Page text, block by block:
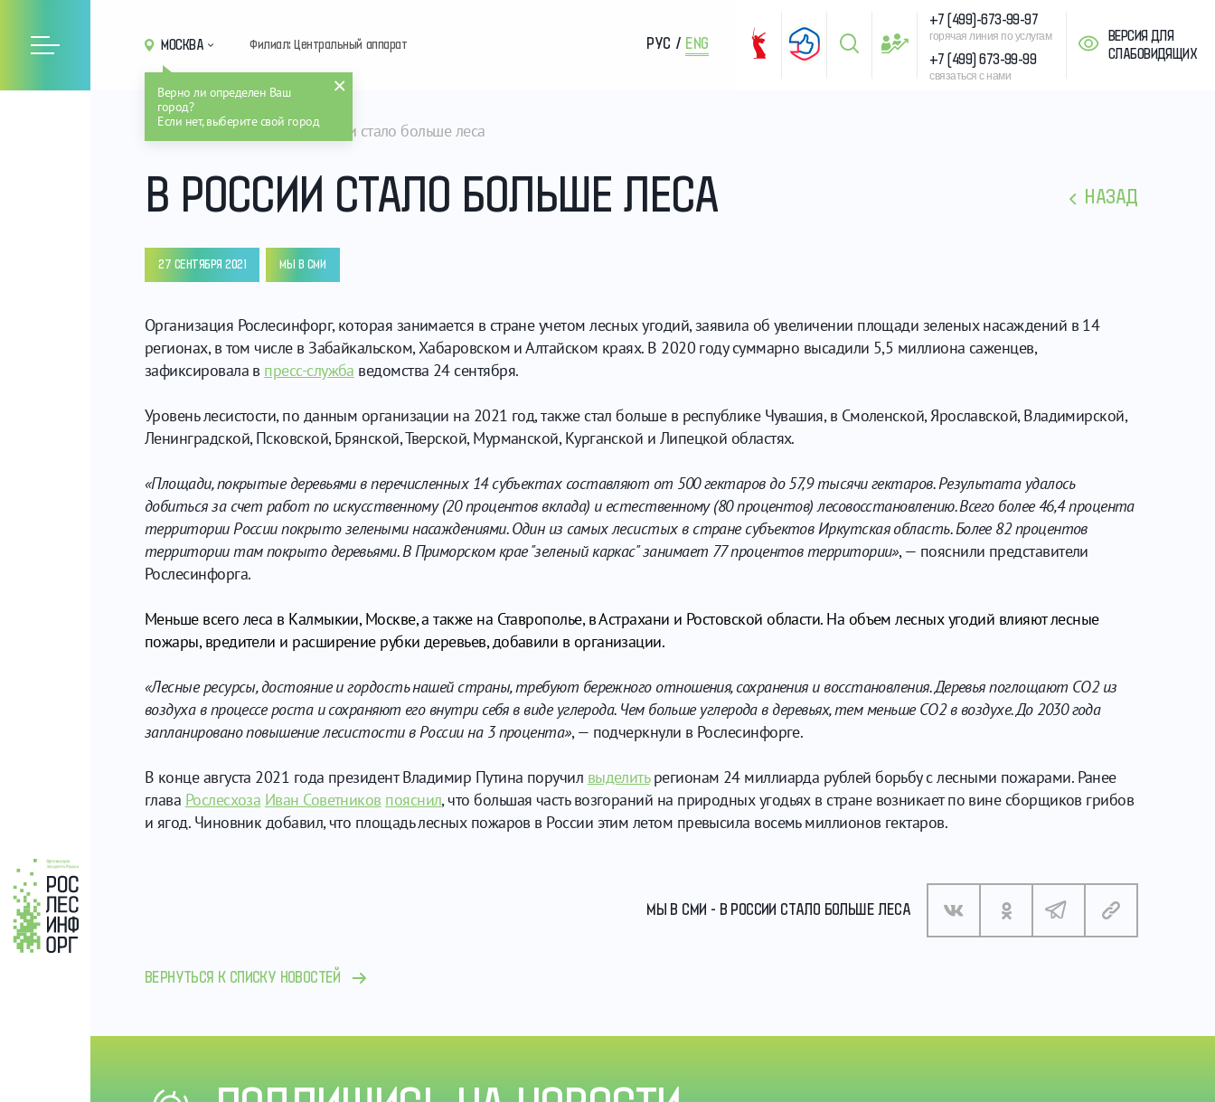
МОСКВА
Верно ли определен Ваш
город?
Если нет, выберите свой город
Филиал: Центральный аппарат РУС / ENG
+7 (499)-673-99-97
горячая линия по услугам
+7 (499) 673-99-99
связаться с нами
ВЕРСИЯ ДЛЯ
СЛАБОВИДЯЩИХ
Главная Новости В России стало больше леса
В РОССИИ СТАЛО БОЛЬШЕ ЛЕСА НАЗАД
27 СЕНТЯБРЯ 2021 МЫ В СМИ
Организация Рослесинфорг, которая занимается в стране учетом лесных угодий, заявила об увеличении площади зеленых насаждений в 14
регионах, в том числе в Забайкальском, Хабаровском и Алтайском краях. В 2020 году суммарно высадили 5,5 миллиона саженцев,
зафиксировала в пресс-служба ведомства 24 сентября.
Уровень лесистости, по данным организации на 2021 год, также стал больше в республике Чувашия, в Смоленской, Ярославской, Владимирской,
Ленинградской, Псковской, Брянской, Тверской, Мурманской, Курганской и Липецкой областях.
«Площади, покрытые деревьями в перечисленных 14 субъектах составляют от 500 гектаров до 57,9 тысячи гектаров. Результата удалось
добиться за счет работ по искусственному (20 процентов вклада) и естественному (80 процентов) лесовосстановлению. Всего более 46,4 процента
территории России покрыто зелеными насаждениями. Один из самых лесистых в стране субъектовИркутская область. Более 82 процентов
территории там покрыто деревьями. ВПриморском крае"зеленый каркас" занимает 77 процентов территории», — пояснили представители
Рослесинфорга.
Меньше всего леса в Калмыкии,Москве, а также на Ставрополье, вАстрахани и Ростовской области. На объем лесных угодий влияют лесные
пожары, вредители и расширение рубки деревьев, добавили в организации.
«Лесные ресурсы, достояние и гордость нашей страны, требуют бережного отношения, сохранения и восстановления. Деревья поглощают CO2 из
воздуха в процессе роста и сохраняют его внутри себя в виде углерода. Чем больше углерода в деревьях, тем меньше CO2 в воздухе. До 2030 года
запланировано повышение лесистости в России на 3 процента», — подчеркнули в Рослесинфорге.
В конце августа 2021 года президент Владимир Путина поручил выделитьрегионам 24 миллиарда рублей борьбу с лесными пожарами. Ранее
глава Рослесхоза Иван Советников пояснил, что большая часть возгораний на природных угодьях в стране возникает по вине сборщиков грибов
и ягод. Чиновник добавил, что площадь лесных пожаров в России этим летом превысила восемь миллионов гектаров.
МЫ В СМИ - В РОССИИ СТАЛО БОЛЬШЕ ЛЕСА
ВЕРНУТЬСЯ К СПИСКУ НОВОСТЕЙ